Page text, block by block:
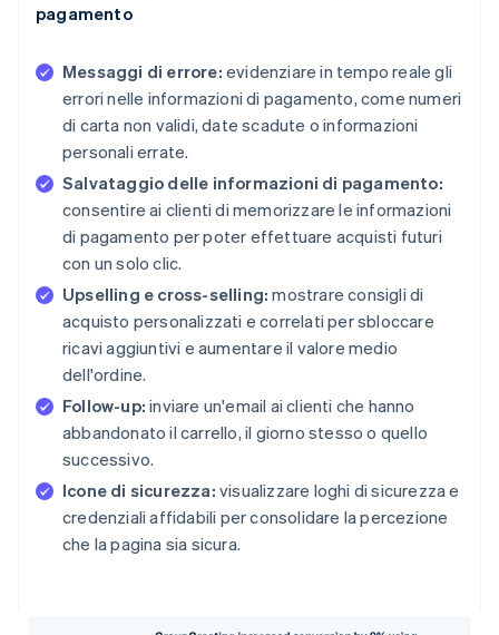
pagamento
Messaggi di errore: evidenziare in tempo reale gli
errori nelle informazioni di pagamento, come numeri
di carta non validi, date scadute o informazioni
personali errate.
Salvataggio delle informazioni di pagamento:
consentire ai clienti di memorizzare le informazioni
di pagamento per poter effettuare acquisti futuri
con un solo clic.
Upselling e cross-selling: mostrare consigli di
acquisto personalizzati e correlati per sbloccare
ricavi aggiuntivi e aumentare il valore medio
dell'ordine.
Follow-up: inviare un'email ai clienti che hanno
abbandonato il carrello, il giorno stesso o quello
successivo.
Icone di sicurezza: visualizzare loghi di sicurezza e
credenziali affidabili per consolidare la percezione
che la pagina sia sicura.